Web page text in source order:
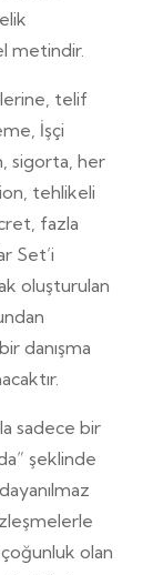
metindir.
telif
İşçi
sigorta, her
tehlikeli
fazla
Set’i
oluşturulan
danışma
sadece bir
şeklinde
çoğunluk olan